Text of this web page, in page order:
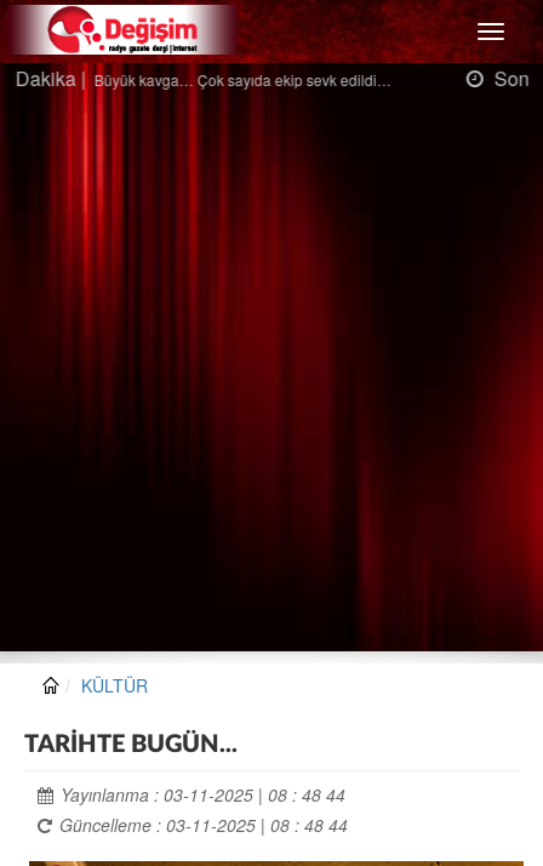
Menü
Son Dakika |Ağaçtan düştü…
KÜLTÜR
TARİHTE BUGÜN...
Yayınlanma : 03-11-2025 | 08 : 48 44
Güncelleme : 03-11-2025 | 08 : 48 44